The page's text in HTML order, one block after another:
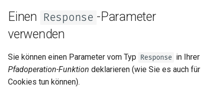
pt - português
tr - Türkçe
uk - українська мова
Pfad-Parameter und
Validierung von Zahlen
Body – Mehrere Parameter
FastAPI bei Cloudanbietern
deployen
Workern
FastAPI in Containern –
OpenAPI erweitern
Separate OpenAPI-Schemas
für Eingabe und Ausgabe oder
nicht
Dependencies - Depends()
and Security()
Background Tasks -
BackgroundTasks
FastAPI and friends
newsletter
Einen Response -Parameter
verwenden
Sie können einen Parameter vom Typ Response in Ihrer
Pfadoperation-Funktion deklarieren (wie Sie es auch für
Cookies tun können).